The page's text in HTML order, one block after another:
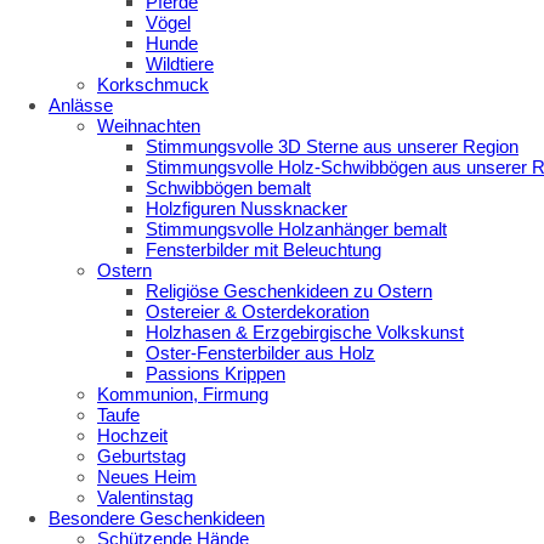
Vögel
Hunde
Wildtiere
Korkschmuck
Anlässe
Weihnachten
Stimmungsvolle 3D Sterne aus unserer Region
Stimmungsvolle Holz-Schwibbögen aus unserer
Schwibbögen bemalt
Holzfiguren Nussknacker
Stimmungsvolle Holzanhänger bemalt
Fensterbilder mit Beleuchtung
Ostern
Religiöse Geschenkideen zu Ostern
Ostereier & Osterdekoration
Holzhasen & Erzgebirgische Volkskunst
Oster-Fensterbilder aus Holz
Passions Krippen
Kommunion, Firmung
Taufe
Hochzeit
Geburtstag
Neues Heim
Valentinstag
Besondere Geschenkideen
Schützende Hände